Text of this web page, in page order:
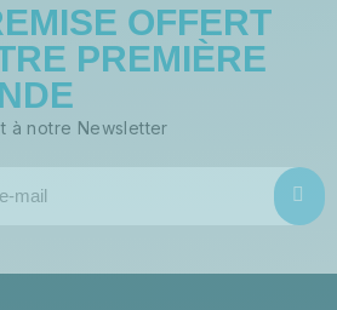
OFFERT
PREMIÈRE
à notre Newsletter